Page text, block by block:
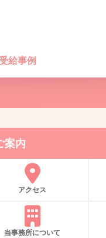
受給事例
案内
アクセス
当事務所について